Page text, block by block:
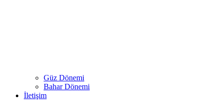
Güz Dönemi
Bahar Dönemi
İletişim